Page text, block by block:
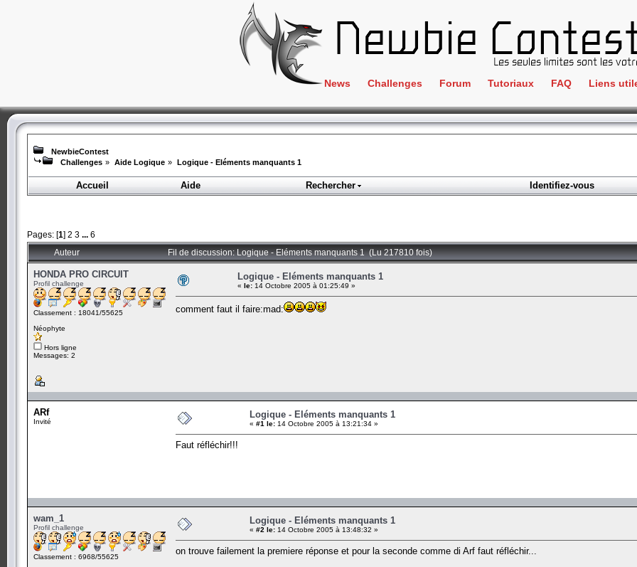
News Challenges
Crackme
ClientSide
Forensics
Programmation
Stéganographie
Wargame
Forum Tutoriaux FAQ Liens
IRC
NewbieContest
Challenges » Aide Logique » Logique - Eléments manquants 1
Accueil
Aide Rechercher Identifiez-vous
Pages: [1] 2 3 ... 6
Auteur Fil de discussion: Logique - Eléments manquants 1 (Lu 217810 fois)
HONDA PRO CIRCUIT
Profil challenge
Classement : 18041/55625
Néophyte
Hors ligne
Messages: 2
Logique - Eléments manquants 1
« le: 14 Octobre 2005 à 01:25:49 »
comment faut il faire:mad:
ARf
Invité
Logique - Eléments manquants 1
« #1 le: 14 Octobre 2005 à 13:21:34 »
Faut réfléchir!!!
wam_1
Profil challenge
Classement : 6968/55625
Logique - Eléments manquants 1
« #2 le: 14 Octobre 2005 à 13:48:32 »
on trouve failement la premiere réponse et pour la seconde comme di Arf faut réfléchir...